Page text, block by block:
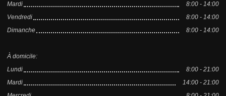
Mardi
8:00 - 14:00
Vendredi
8:00 - 14:00
Dimanche
8:00 - 14:00
À domicile:
Lundi
8:00 - 21:00
Mardi
14:00 - 21:00